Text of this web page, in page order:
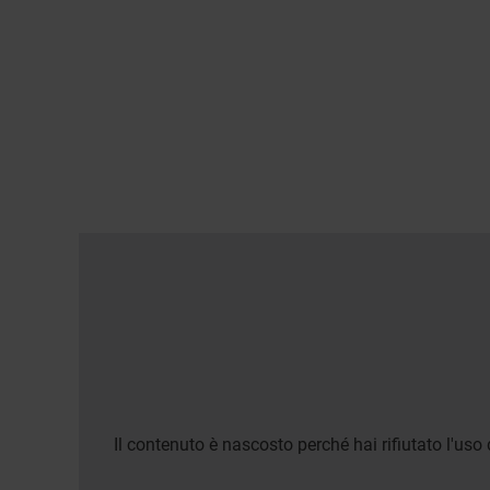
Il contenuto è nascosto perché hai rifiutato l'uso